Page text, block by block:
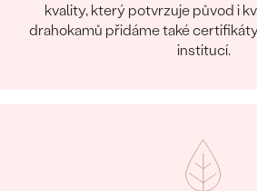
kvality, který potvrzuje původ i
drahokamů přidáme také
institucí.